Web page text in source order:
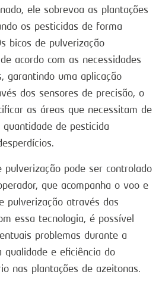
ele sobrevoa as plantações
os pesticidas de forma
bicos de pulverização
acordo com as necessidades
garantindo uma aplicação
dos sensores de precisão, o
as áreas que necessitam de
de pesticida
pulverização pode ser controlado
que acompanha o voo e
pulverização através das
essa tecnologia, é possível
problemas durante a
qualidade e eficiência do
nas plantações de azeitonas.